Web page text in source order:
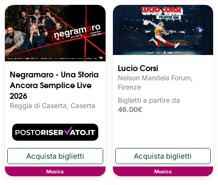
Negramaro - Una Storia
Ancora Semplice Live
2026
Reggia di Caserta, Caserta
Musica
Lucio Corsi
Nelson Mandela Forum,
Firenze
Biglietti a partire da
46.00€
Musica